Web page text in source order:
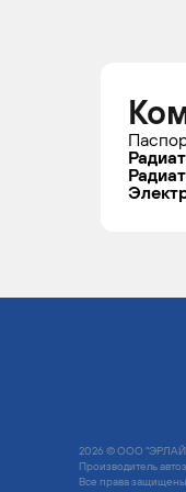
2026 © ООО
Производитель
Все права